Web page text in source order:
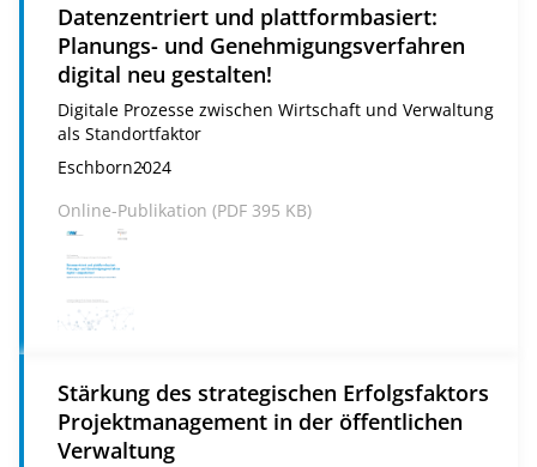
Datenzentriert und plattformbasiert:
Planungs- und Genehmigungsverfahren
digital neu gestalten!
Digitale Prozesse zwischen Wirtschaft und Verwaltung
als Standortfaktor
Eschborn2024
Online-Publikation (PDF 395 KB)
Stärkung des strategischen Erfolgsfaktors
Projektmanagement in der öffentlichen
Verwaltung